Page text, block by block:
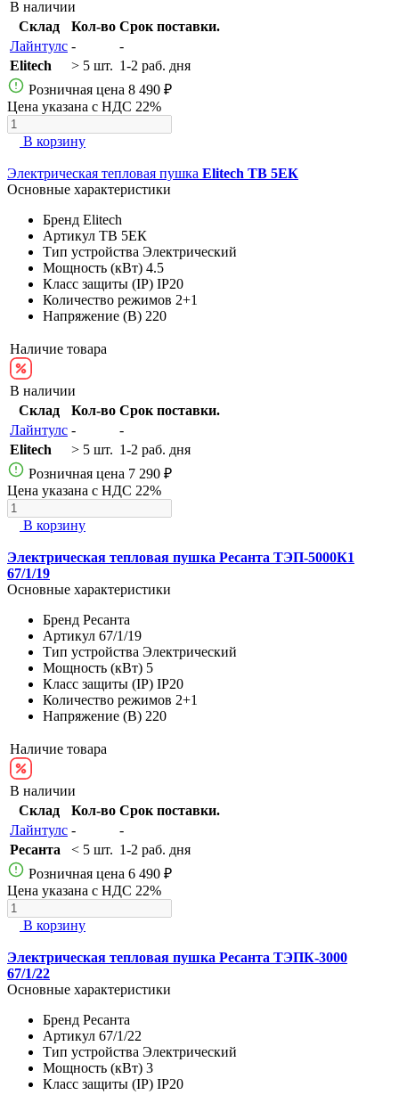
В наличии
Склад
Кол-во Срок поставки.
Лайнтулс -
-
Elitech
> 5 шт. 1-2 раб. дня
Розничная цена 8 490 ₽
Цена указана с НДС 22%
В корзину
Электрическая тепловая пушка Elitech ТВ 5ЕК
Основные характеристики
Бренд Elitech
Артикул ТВ 5ЕК
Тип устройства Электрический
Мощность (кВт) 4.5
Класс защиты (IP) IP20
Количество режимов 2+1
Напряжение (В) 220
Наличие товара
В наличии
Склад
Кол-во Срок поставки.
Лайнтулс -
-
Elitech
> 5 шт. 1-2 раб. дня
Розничная цена 7 290 ₽
Цена указана с НДС 22%
В корзину
Электрическая тепловая пушка Ресанта ТЭП-5000К1
67/1/19
Основные характеристики
Бренд Ресанта
Артикул 67/1/19
Тип устройства Электрический
Мощность (кВт) 5
Класс защиты (IP) IP20
Количество режимов 2+1
Напряжение (В) 220
Наличие товара
В наличии
Склад
Кол-во Срок поставки.
Лайнтулс -
-
Ресанта
< 5 шт. 1-2 раб. дня
Розничная цена 6 490 ₽
Цена указана с НДС 22%
В корзину
Электрическая тепловая пушка Ресанта ТЭПК-3000
67/1/22
Основные характеристики
Бренд Ресанта
Артикул 67/1/22
Тип устройства Электрический
Мощность (кВт) 3
Класс защиты (IP) IP20